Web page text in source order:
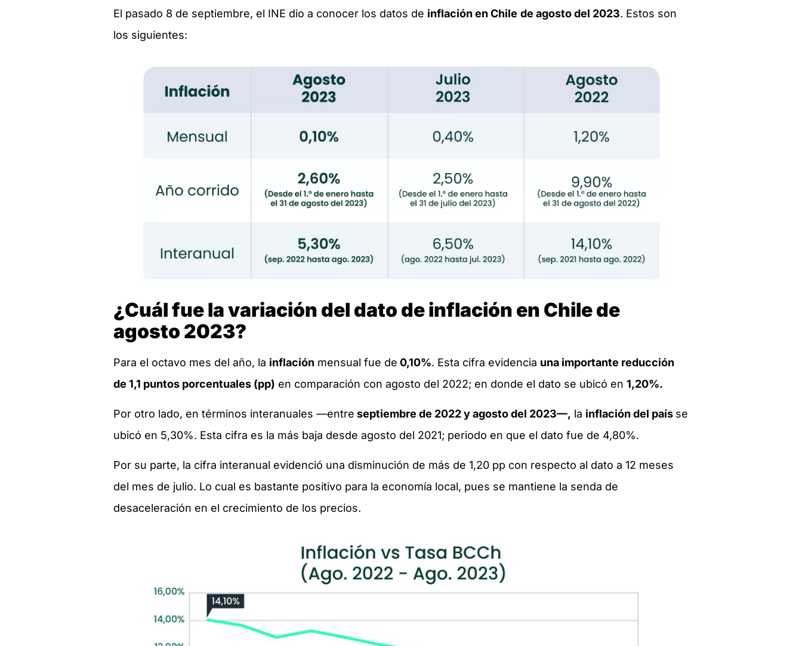
El pasado 8 de septiembre, el INE dio a conocer los datos de inflación en Chile de agosto del 2023. Estos son
los siguientes:
¿Cuál fue la variación del dato de inflación en Chile de
agosto 2023?
Para el octavo mes del año, la inflación mensual fue de 0,10%. Esta cifra evidencia una importante reducción
de 1,1 puntos porcentuales (pp) en comparación con agosto del 2022; en donde el dato se ubicó en 1,20%.
Por otro lado, en términos interanuales —entre septiembre de 2022 y agosto del 2023—, la inflación del país se
ubicó en 5,30%. Esta cifra es la más baja desde agosto del 2021; periodo en que el dato fue de 4,80%.
Por su parte, la cifra interanual evidenció una disminución de más de 1,20 pp con respecto al dato a 12 meses
del mes de julio. Lo cual es bastante positivo para la economía local, pues se mantiene la senda de
desaceleración en el crecimiento de los precios.